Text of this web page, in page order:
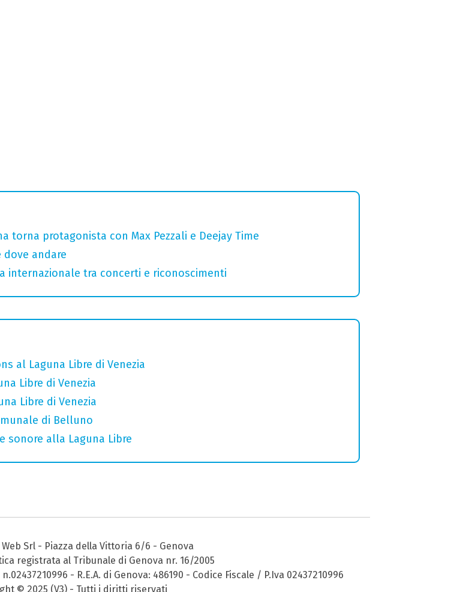
torna protagonista con Max Pezzali e Deejay Time
dove andare
internazionale tra concerti e riconoscimenti
al Laguna Libre di Venezia
Libre di Venezia
Libre di Venezia
di Belluno
sonore alla Laguna Libre
Srl - Piazza della Vittoria 6/6 - Genova
registrata al Tribunale di Genova nr. 16/2005
- R.E.A. di Genova: 486190 - Codice Fiscale / P.Iva 02437210996
© 2025 (V3) - Tutti i diritti riservati